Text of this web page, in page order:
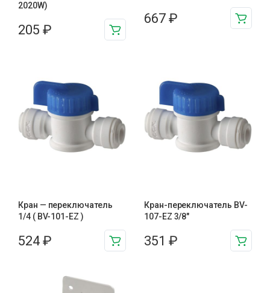
2020W)
205 ₽
667 ₽
Кран — переключатель
1/4 ( BV-101-EZ )
524 ₽
Кран-переключатель BV-
107-EZ 3/8"
351 ₽